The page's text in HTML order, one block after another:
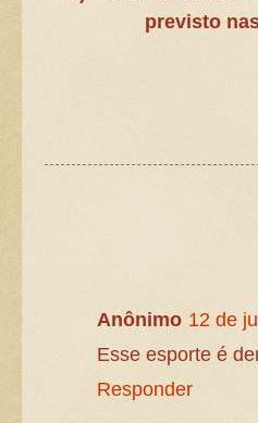
previsto
Anônimo 12 de
Esse esporte é
Responder